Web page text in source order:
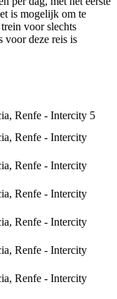
is mogelijk om te
voor slechts
voor deze reis is
Renfe - Intercity 5
Renfe - Intercity
Renfe - Intercity
Renfe - Intercity
Renfe - Intercity
Renfe - Intercity
Renfe - Intercity